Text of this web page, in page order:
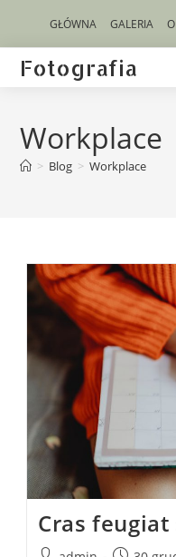
GŁÓWNA GALERIA
Fotografia
Workplace
> Blog > Workplace
Cras